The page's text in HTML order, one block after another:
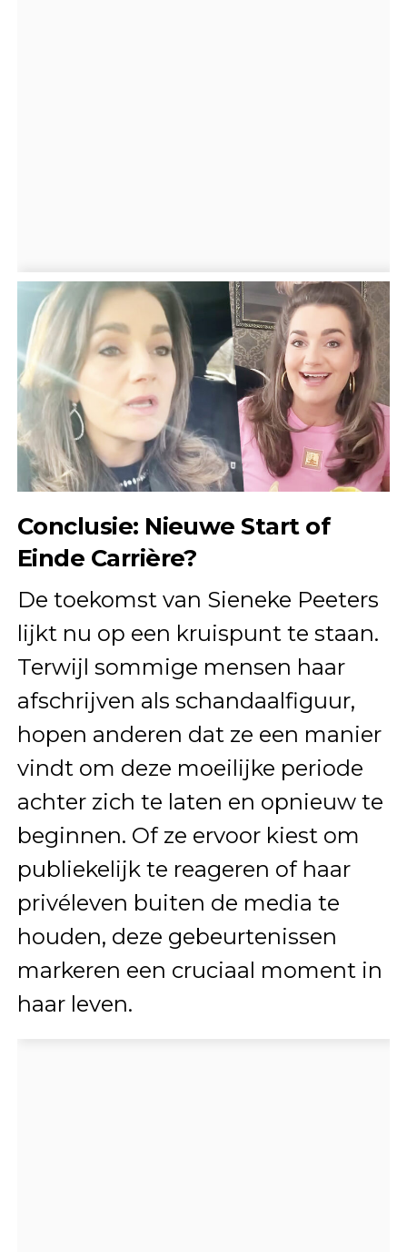
Conclusie: Nieuwe Start of
Einde Carrière?
De toekomst van Sieneke Peeters
lijkt nu op een kruispunt te staan.
Terwijl sommige mensen haar
afschrijven als schandaalfiguur,
hopen anderen dat ze een manier
vindt om deze moeilijke periode
achter zich te laten en opnieuw te
beginnen. Of ze ervoor kiest om
publiekelijk te reageren of haar
privéleven buiten de media te
houden, deze gebeurtenissen
markeren een cruciaal moment in
haar leven.